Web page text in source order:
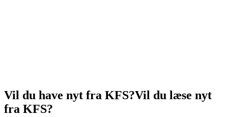
Vil du have nyt fra KFS?Vil du læse nyt
fra KFS?